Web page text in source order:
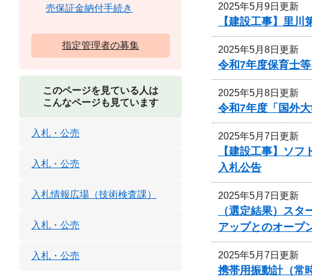
2025年5月9日更新
【建設工事】里
2025年5月8日更新
令和7年度保育士
2025年5月8日更新
令和7年度「国外
2025年5月7日更新
【建設工事】ソ
入札公告
2025年5月7日更新
（選定結果）ス
アップとのオープ
2025年5月7日更新
携帯用振動計（常
売保証金納付手続き
指定管理者の募集
このページを見ている人は
こんなページも見ています
入札・公売
入札・公売
入札情報広場（技術検査課）
入札・公売
入札・公売